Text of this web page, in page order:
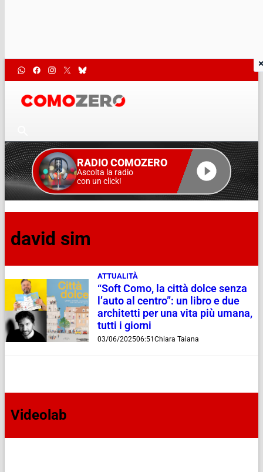
RADIO COMOZERO
Ascolta la radio
con un click!
david sim
ATTUALITÀ
“Soft Como, la città dolce senza
l’auto al centro”: un libro e due
architetti per una vita più umana,
tutti i giorni
03/06/202506:51Chiara Taiana
Videolab